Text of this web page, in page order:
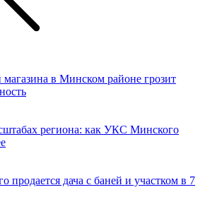
магазина в Минском районе грозит
региона: как УКС Минского
продается дача с баней и участком в 7